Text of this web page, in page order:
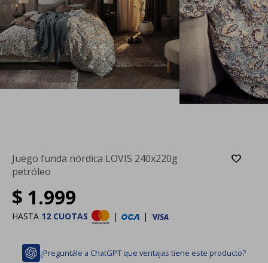
Juego funda nórdica LOVIS 240x220g
petróleo
$ 1.999
HASTA 12 CUOTAS | |
¿Preguntále a ChatGPT que ventajas tiene este producto?